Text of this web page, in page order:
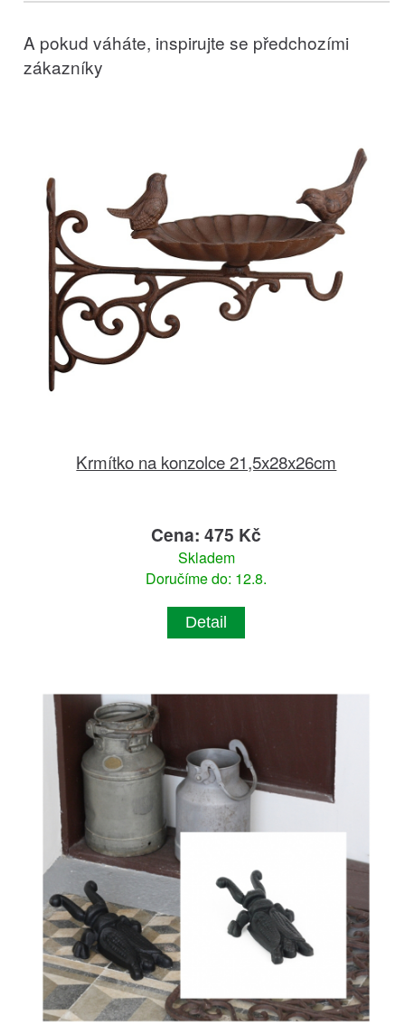
A pokud váháte, inspirujte se předchozími
zákazníky
Krmítko na konzolce 21,5x28x26cm
Cena: 475 Kč
Skladem
Doručíme do: 12.8.
Detail